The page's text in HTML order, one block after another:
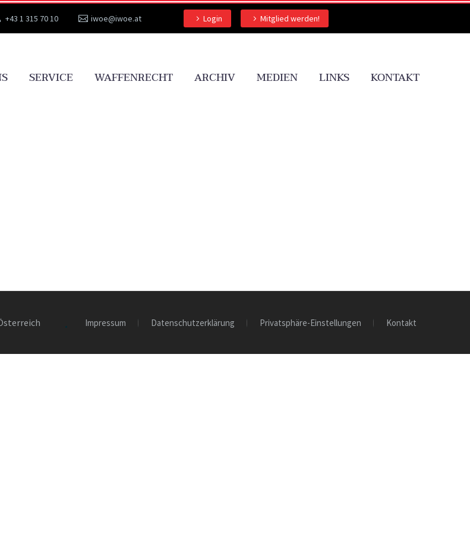
+43 1 315 70 10 iwoe@iwoe.at Login Mitglied werden!
SERVICE WAFFENRECHT ARCHIV MEDIEN LINKS KONTAKT
Impressum Datenschutzerklärung Privatsphäre-Einstellungen Kontakt